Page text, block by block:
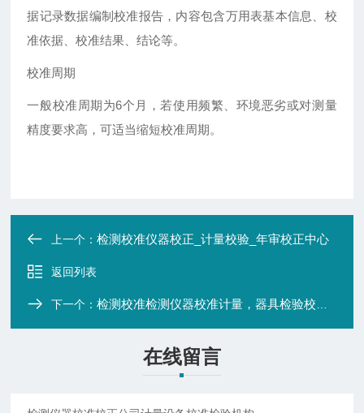
据记录数据编制校准报告，内容包含万用表基本信息、校
准依据、校准结果、结论等。
校准周期
一般校准周期为6个月，若使用频繁、环境恶劣或对测量
精度要求高，可适当缩短校准周期。
上一个：检测校准仪器校正_计量校验_年审校正中心
返回列表
下一个：检测校准检测仪器校准计量，器具检验校正公司
在线留言